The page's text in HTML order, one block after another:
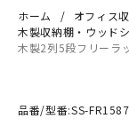
ホーム
オフィス
木製収納棚・ウッド
木製2列5段フリーラ
品番/型番:SS-